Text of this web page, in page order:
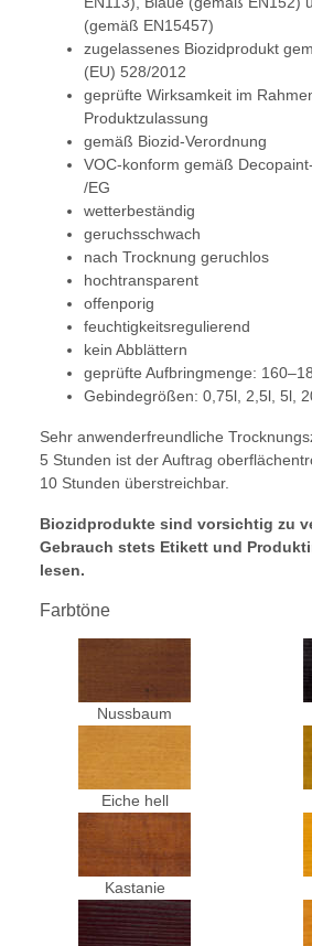
(gemäß EN15457)
zugelassenes Biozidprodukt
(EU) 528/2012
geprüfte Wirksamkeit im
Produktzulassung
gemäß Biozid-Verordnung
VOC-konform gemäß
/EG
wetterbeständig
geruchsschwach
nach Trocknung geruchlos
hochtransparent
offenporig
feuchtigkeitsregulierend
kein Abblättern
geprüfte Aufbringmenge:
Gebindegrößen: 0,75l, 2,5l, 5l,
Sehr anwenderfreundliche
5 Stunden ist der Auftrag
10 Stunden überstreichbar.
Biozidprodukte sind vorsichtig zu
Gebrauch stets Etikett und
lesen.
Farbtöne
Nussbaum
Eiche hell
Kastanie